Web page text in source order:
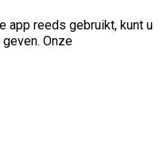
app reeds gebruikt, kunt u
Onze